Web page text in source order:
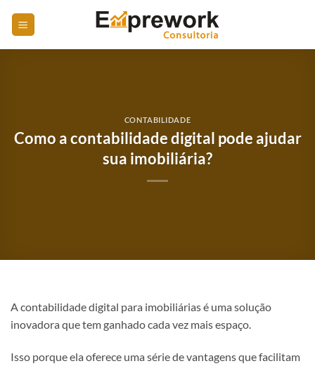
CONTABILIDADE
Como a contabilidade digital pode ajudar
sua imobiliária?
A contabilidade digital para imobiliárias é uma solução
inovadora que tem ganhado cada vez mais espaço.
Isso porque ela oferece uma série de vantagens que facilitam